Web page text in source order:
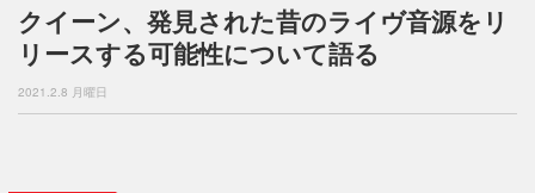
i
g
o
クイーン、発見された昔のライヴ音源をリ
リースする可能性について語る
2021.2.8 月曜日